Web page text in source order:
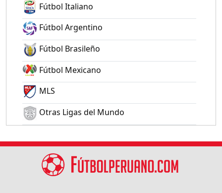
Fútbol Italiano
Fútbol Argentino
Fútbol Brasileño
Fútbol Mexicano
MLS
Otras Ligas del Mundo